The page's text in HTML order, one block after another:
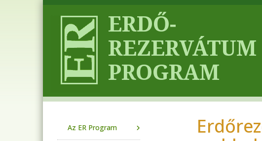
Az ER Program